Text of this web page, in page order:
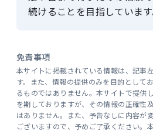
続けることを目指しています
免責事項
本サイトに掲載されている情報は、記事
す。また、情報の提供のみを目的として
るものではありません。本サイトで提供
を期しておりますが、その情報の正確性
はありません。また、予告なしに内容が
ございますので、予めご了承ください。